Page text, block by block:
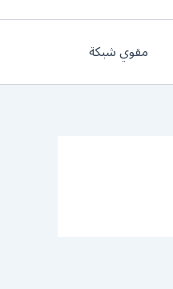
مقوي شبكة